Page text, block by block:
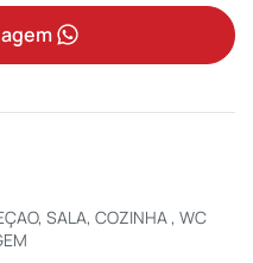
SALA, COZINHA , WC